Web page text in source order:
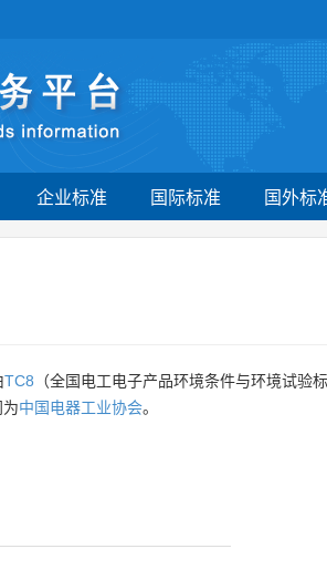
企业标准 国际标准 国外标
TC8 （全国电工电子产品环境条件与环境试验
中国电器工业协会。